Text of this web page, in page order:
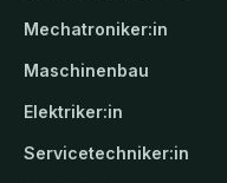
Mechatroniker:in
Maschinenbau
Elektriker:in
Servicetechniker:in